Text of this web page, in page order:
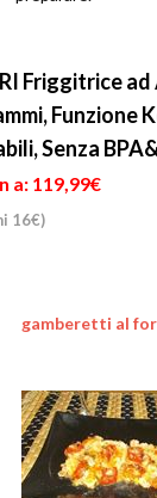
Friggitrice
Funzione
Senza
a: 119,99€
16€)
gamberetti al